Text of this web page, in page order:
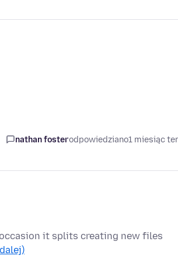
nathan fosterodpowiedziano1 miesiąc
it splits creating new files